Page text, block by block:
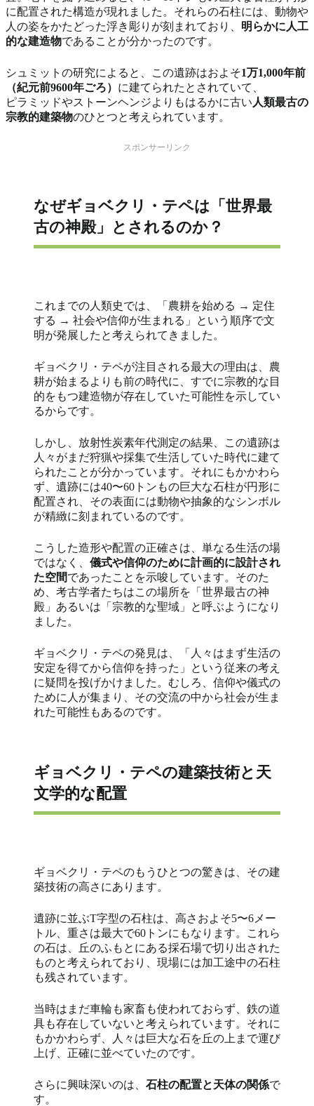
に配置された構造が現れました。それらの石柱には、動物や
人の姿をかたどった浮き彫りが刻まれており、 明らかに人工
的な建造物であることが分かったのです。
シュミットの研究によると、この遺跡はおよそ1万1,000年前
（紀元前9600年ごろ） に建てられたとされていて、
ピラミッドやストーンヘンジよりもはるかに古い 人類最古の
宗教的建築物のひとつと考えられています。
スポンサーリンク
なぜギョベクリ・テペは「世界最
古の神殿」とされるのか？
これまでの人類史では、「農耕を始める → 定住
する → 社会や信仰が生まれる」という順序で文
明が発展したと考えられてきました。
ギョベクリ・テペが注目される最大の理由は、農
耕が始まるよりも前の時代に、すでに宗教的な目
的をもつ建造物が存在していた可能性を示してい
るからです。
しかし、放射性炭素年代測定の結果、この遺跡は
人々がまだ狩猟や採集で生活していた時代に建て
られたことが分かっています。それにもかかわら
ず、遺跡には40〜60トンもの巨大な石柱が円形に
配置され、その表面には動物や抽象的なシンボル
が精緻に刻まれているのです。
こうした造形や配置の正確さは、単なる生活の場
ではなく、 儀式や信仰のために計画的に設計され
た空間であったことを示唆しています。そのた
め、考古学者たちはこの場所を「世界最古の神
殿」あるいは「宗教的な聖域」と呼ぶようになり
ました。
ギョベクリ・テペの発見は、「人々はまず生活の
安定を得てから信仰を持った」という従来の考え
に疑問を投げかけました。むしろ、信仰や儀式の
ために人が集まり、その交流の中から社会が生ま
れた可能性もあるのです。
ギョベクリ・テペの建築技術と天
文学的な配置
ギョベクリ・テペのもうひとつの驚きは、その建
築技術の高さにあります。
遺跡に並ぶT字型の石柱は、高さおよそ5〜6メー
トル、重さは最大で60トンにもなります。これら
の石は、丘のふもとにある採石場で切り出された
ものと考えられており、現場には加工途中の石柱
も残されています。
当時はまだ車輪も家畜も使われておらず、鉄の道
具も存在していないと考えられています。それに
もかかわらず、人々は巨大な石を丘の上まで運び
上げ、正確に並べていたのです。
さらに興味深いのは、 石柱の配置と天体の関係で
す。